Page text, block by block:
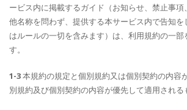
ービス内に掲載するガイド（お知らせ、禁止事
他名称を問わず、提供する本サービス内で告知
はルールの一切を含みます）は、利用規約の一部
す。
1-3本規約の規定と個別規約又は個別契約の内容
別規約及び個別契約の内容が優先して適用される